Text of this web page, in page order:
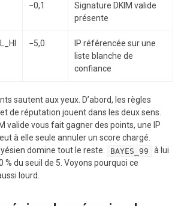
−0,1
Signature DKIM valide
présente
−5,0
IP référencée sur une
liste blanche de
confiance
sautent aux yeux. D’abord, les règles
de réputation jouent dans les deux sens.
valide vous fait gagner des points, une IP
à elle seule annuler un score chargé.
domine tout le reste.
BAYES_99
à lui
% du seuil de 5. Voyons pourquoi ce
lourd.